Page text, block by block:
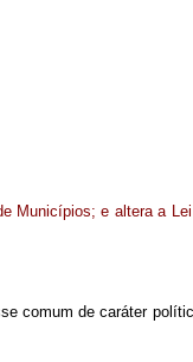
Municípios; e altera a
comum de caráter